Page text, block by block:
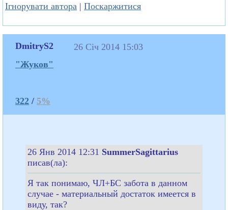
Ігнорувати автора | Поскаржитися
DmitryS2
"Жуков"
322 / 5%
26 Січ 2014 15:03
26 Янв 2014 12:31 SummerSagittarius
писав(ла):
Я так понимаю, ЧЛ+БС забота в данном
случае - материальный достаток имеется в
виду, так?